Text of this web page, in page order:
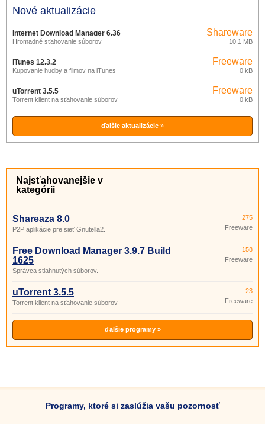
Nové aktualizácie
Internet Download Manager 6.36
build 5
Hromadné sťahovanie súborov
Shareware
10,1 MB
iTunes 12.3.2
Kupovanie hudby a filmov na iTunes
Freeware
0 kB
uTorrent 3.5.5
Torrent klient na sťahovanie súborov
Freeware
0 kB
ďalšie aktualizácie »
Najsťahovanejšie v
kategórii
Shareaza 8.0
P2P aplikácie pre sieť Gnutella2.
275
Freeware
Free Download Manager 3.9.7 Build
1625
Správca stiahnutých súborov.
158
Freeware
uTorrent 3.5.5
Torrent klient na sťahovanie súborov
23
Freeware
ďalšie programy »
Programy, ktoré si zaslúžia vašu pozornosť